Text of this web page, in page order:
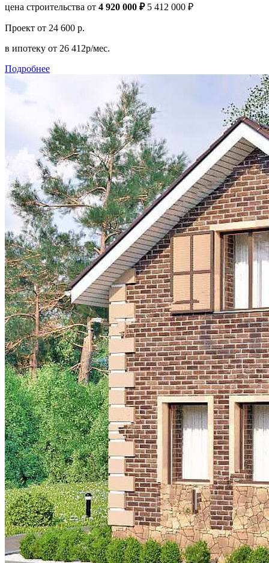
цена строительства от 4 920 000 ₽ 5 412 000 ₽
Проект от 24 600 р.
в ипотеку от 26 412р/мес.
Подробнее